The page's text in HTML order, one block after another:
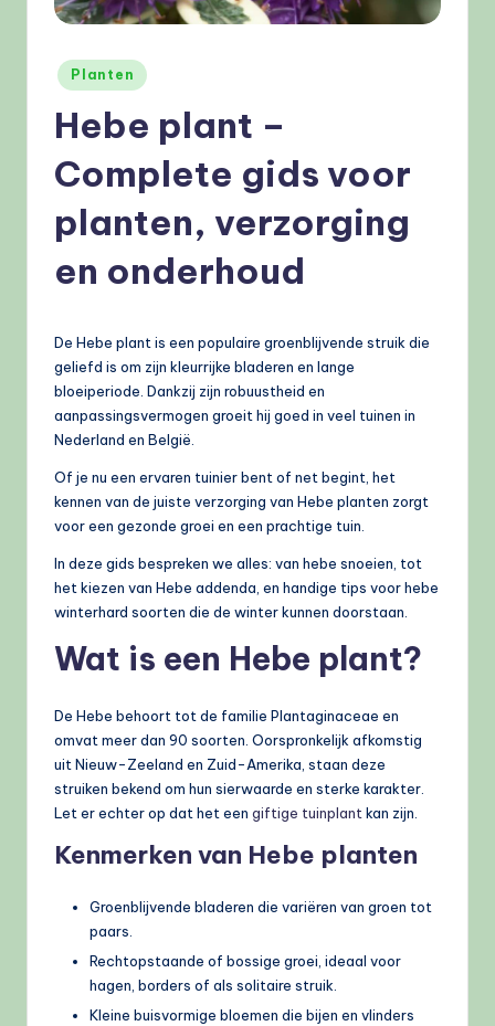
Geplaatst
in
Planten
Hebe plant –
Complete gids voor
planten, verzorging
en onderhoud
De Hebe plant is een populaire groenblijvende struik die
geliefd is om zijn kleurrijke bladeren en lange
bloeiperiode. Dankzij zijn robuustheid en
aanpassingsvermogen groeit hij goed in veel tuinen in
Nederland en België.
Of je nu een ervaren tuinier bent of net begint, het
kennen van de juiste verzorging van Hebe planten zorgt
voor een gezonde groei en een prachtige tuin.
In deze gids bespreken we alles: van hebe snoeien, tot
het kiezen van Hebe addenda, en handige tips voor hebe
winterhard soorten die de winter kunnen doorstaan.
Wat is een Hebe plant?
De Hebe behoort tot de familie Plantaginaceae en
omvat meer dan 90 soorten. Oorspronkelijk afkomstig
uit Nieuw-Zeeland en Zuid-Amerika, staan deze
struiken bekend om hun sierwaarde en sterke karakter.
Let er echter op dat het een giftige tuinplant kan zijn.
Kenmerken van Hebe planten
Groenblijvende bladeren die variëren van groen tot
paars.
Rechtopstaande of bossige groei, ideaal voor
hagen, borders of als solitaire struik.
Kleine buisvormige bloemen die bijen en vlinders